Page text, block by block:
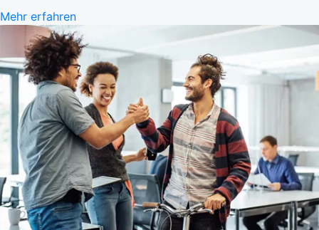
Mehr erfahren